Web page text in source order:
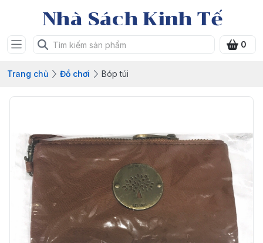
Nhà Sách Kinh Tế
0
Trang chủ Đồ chơi Bóp túi